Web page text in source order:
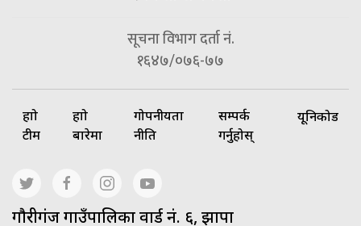
सूचना विभाग दर्ता नं.
१६४७/०७६-७७
हाम्रो
टीम
हाम्रो
बारेमा
गोपनीयता
नीति
सम्पर्क
गर्नुहोस्
यूनिकोड
गाैरीगंज गाउँपालिका वार्ड नं. ६, झापा